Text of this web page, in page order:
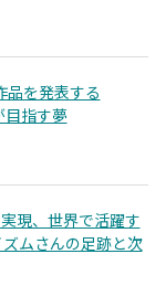
品を発表する
指す夢
現、世界で活躍す
ムさんの足跡と次